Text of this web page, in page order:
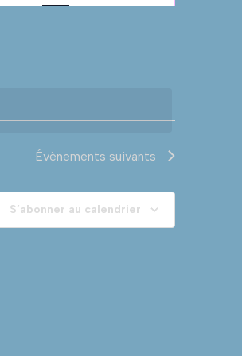
Évènements suivants
S’abonner au calendrier